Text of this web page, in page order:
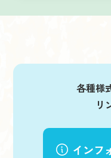
各種様
リ
インフ